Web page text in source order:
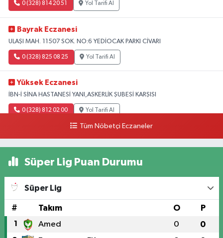
0 (328) 814 20 51 Yol Tarifi Al
Bayrak Eczanesi
ULAŞI MAH. 11507 SOK. NO:6 YEDİOCAK PARKI CİVARI
0 (328) 825 08 25 Yol Tarifi Al
Yüksek Eczanesi
İBN-İ SİNA HASTANESİ YANI,ASKERLİK ŞUBESİ KARŞISI
0 (328) 812 02 00 Yol Tarifi Al
Tüm Nöbetçi Eczaneler
Süper Lig Puan Durumu
Süper Lig
# Takım O P
1 Amed 0 0